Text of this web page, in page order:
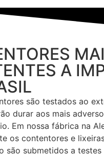
A
são testados ao
durar aos mais
Em nossa fábrica na
os contentores e
são submetidos a testes